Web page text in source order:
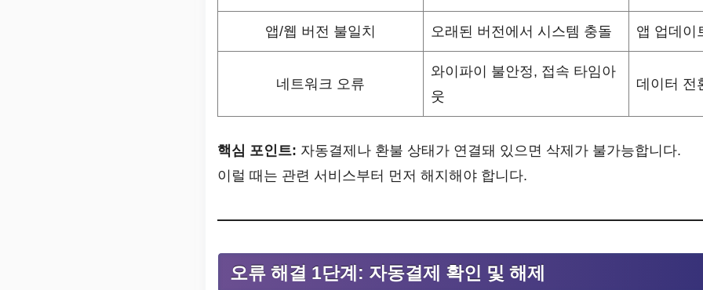
앱/웹 버전 불일치 오래된 버전에서 시스템 충돌 앱 업데이
네트워크 오류
와이파이 불안정, 접속 타임아
웃
데이터 전
핵심 포인트: 자동결제나 환불 상태가 연결돼 있으면 삭제가 불가능합니다.
이럴 때는 관련 서비스부터 먼저 해지해야 합니다.
오류 해결 1단계: 자동결제 확인 및 해제